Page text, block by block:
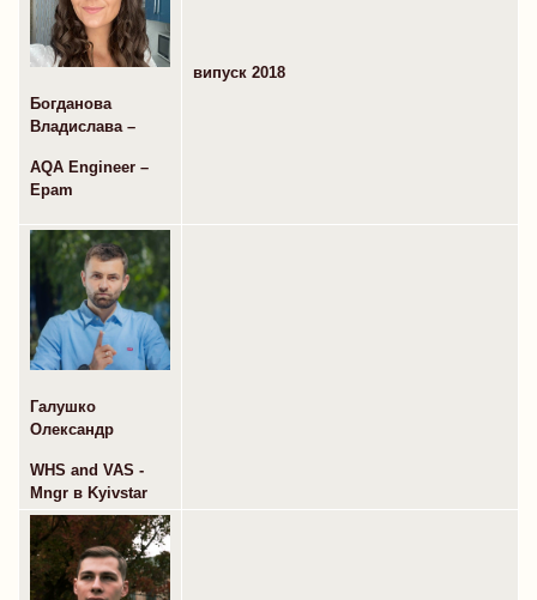
Богданова
Владислава –
AQA Engineer –
Epam
випуск 2018
Галушко
Олександр
WHS and VAS -
Mngr в Kyivstar